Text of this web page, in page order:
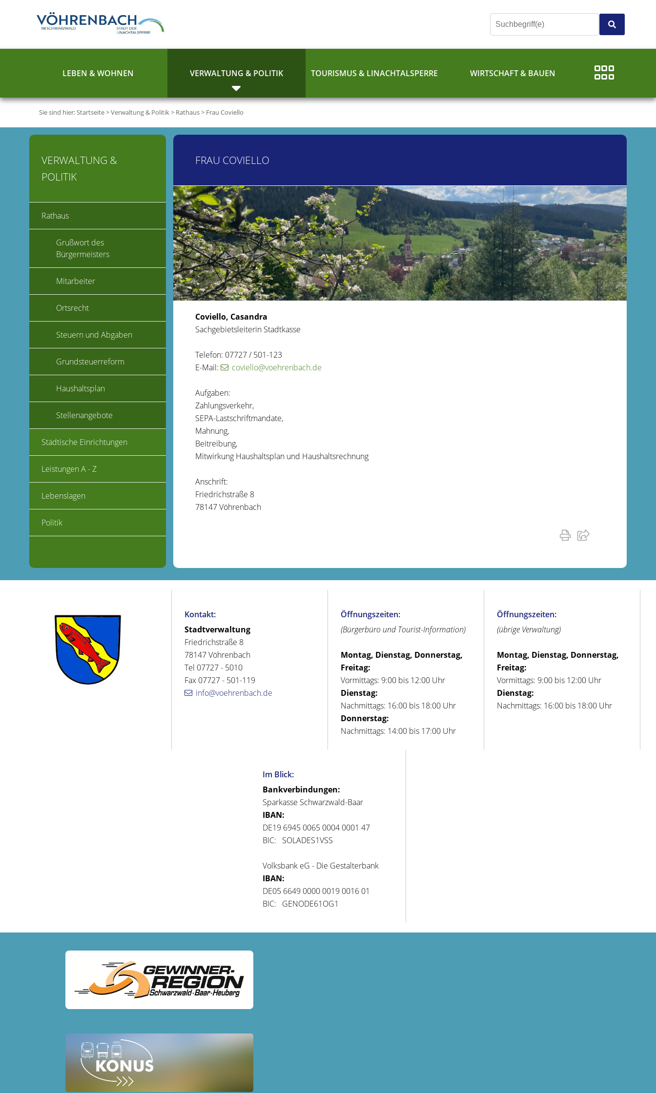
LEBEN & WOHNEN VERWALTUNG & POLITIK TOURISMUS & LINACHTALSPERRE WIRTSCHAFT & BAUEN
Sie sind hier:Startseite>Verwaltung & Politik> Rathaus> Frau Coviello
FRAU COVIELLO
Coviello, Casandra
Sachgebietsleiterin Stadtkasse
Telefon: 07727 / 501-123
E-Mail:
coviello@voehrenbach.de
Aufgaben:
Zahlungsverkehr,
SEPA-Lastschriftmandate,
Mahnung,
Beitreibung,
Mitwirkung Haushaltsplan und Haushaltsrechnung
Anschrift:
Friedrichstraße 8
78147 Vöhrenbach
VERWALTUNG &
POLITIK
Rathaus
Grußwort des
Bürgermeisters
Mitarbeiter
Ortsrecht
Steuern und Abgaben
Grundsteuerreform
Haushaltsplan
Stellenangebote
Städtische Einrichtungen
Leistungen A - Z
Lebenslagen
Politik
Kontakt:
Stadtverwaltung
Friedrichstraße 8
78147 Vöhrenbach
Tel 07727 - 5010
Fax 07727 - 501-119
info@voehrenbach.de
Öffnungszeiten:
(Bürgerbüro und Tourist-Information)
Montag, Dienstag, Donnerstag,
Freitag:
Vormittags: 9:00 bis 12:00 Uhr
Dienstag:
Nachmittags: 16:00 bis 18:00 Uhr
Donnerstag:
Nachmittags: 14:00 bis 17:00 Uhr
Öffnungszeiten:
(übrige Verwaltung)
Montag, Dienstag, Donnerstag,
Freitag:
Vormittags: 9:00 bis 12:00 Uhr
Dienstag:
Nachmittags: 16:00 bis 18:00 Uhr
Im Blick:
Bankverbindungen:
Sparkasse Schwarzwald-Baar
IBAN:
DE19 6945 0065 0004 0001 47
BIC: SOLADES1VSS
Volksbank eG - Die Gestalterbank
IBAN:
DE05 6649 0000 0019 0016 01
BIC: GENODE61OG1